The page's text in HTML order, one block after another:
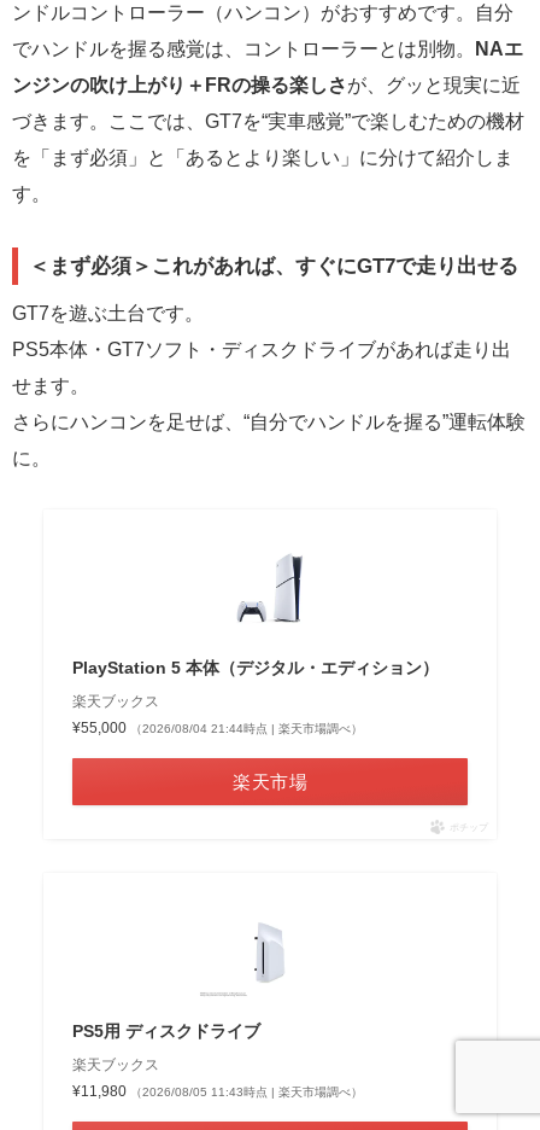
ンドルコントローラー（ハンコン）がおすすめです。自分
でハンドルを握る感覚は、コントローラーとは別物。
NAエ
ンジンの吹け上がり＋FRの操る楽しさが、グッと現実に近
づきます。ここでは、GT7を“実車感覚”で楽しむための機材
を「まず必須」と「あるとより楽しい」に分けて紹介しま
す。
＜まず必須＞これがあれば、すぐにGT7で走り出せる
GT7を遊ぶ土台です。
PS5本体・GT7ソフト・ディスクドライブがあれば走り出
せます。
さらにハンコンを足せば、“自分でハンドルを握る”運転体験
に。
PlayStation 5 本体（デジタル・エディション）
楽天ブックス
¥55,000
（2026/08/04 21:44時点 | 楽天市場調べ）
楽天市場
ポチップ
PS5用 ディスクドライブ
楽天ブックス
¥11,980
（2026/08/05 11:43時点 | 楽天市場調べ）